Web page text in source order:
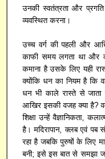
उनकी स्वतंत्रता और
व्यवस्थित करना।
उच्च वर्ग की पहली और
काफी समय लगता था और
कमाना है उसके लिए यही
क्योंकि धन का नियम है कि
धन भी काले रास्ते से जाता
आखिर इसकी वजह क्या है?
शिक्षा उन्हें वैज्ञानिकता,
है। मदिरापान, क्लब एवं पब
रहा है जबकि पुरुषों के लिए
बनी; इसे इस बात से समझा